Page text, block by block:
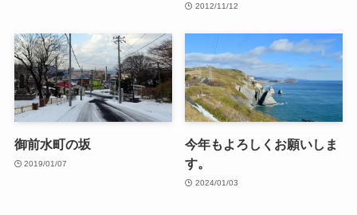
2012/11/12
御前水町の坂
2019/01/07
今年もよろしくお願いしま
す。
2024/01/03